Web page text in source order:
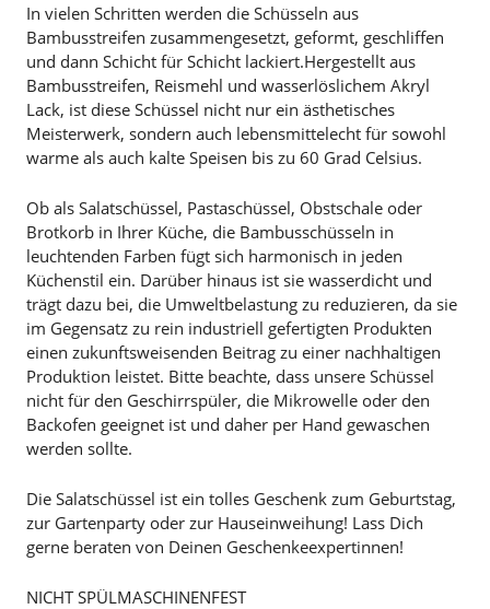
In vielen Schritten werden die Schüsseln aus
Bambusstreifen zusammengesetzt, geformt, geschliffen
und dann Schicht für Schicht lackiert.Hergestellt aus
Bambusstreifen, Reismehl und wasserlöslichem Akryl
Lack, ist diese Schüssel nicht nur ein ästhetisches
Meisterwerk, sondern auch lebensmittelecht für sowohl
warme als auch kalte Speisen bis zu 60 Grad Celsius.
Ob als Salatschüssel, Pastaschüssel, Obstschale oder
Brotkorb in Ihrer Küche, die Bambusschüsseln in
leuchtenden Farben fügt sich harmonisch in jeden
Küchenstil ein. Darüber hinaus ist sie wasserdicht und
trägt dazu bei, die Umweltbelastung zu reduzieren, da sie
im Gegensatz zu rein industriell gefertigten Produkten
einen zukunftsweisenden Beitrag zu einer nachhaltigen
Produktion leistet. Bitte beachte, dass unsere Schüssel
nicht für den Geschirrspüler, die Mikrowelle oder den
Backofen geeignet ist und daher per Hand gewaschen
werden sollte.
Die Salatschüssel ist ein tolles Geschenk zum Geburtstag,
zur Gartenparty oder zur Hauseinweihung! Lass Dich
gerne beraten von Deinen Geschenkeexpertinnen!
NICHT SPÜLMASCHINENFEST